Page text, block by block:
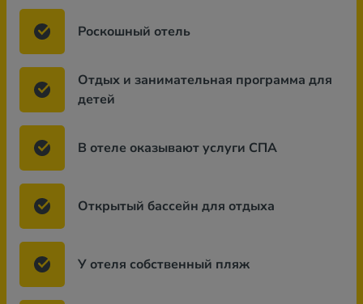
Роскошный отель
Отдых и занимательная программа для
детей
В отеле оказывают услуги СПА
Открытый бассейн для отдыха
У отеля собственный пляж